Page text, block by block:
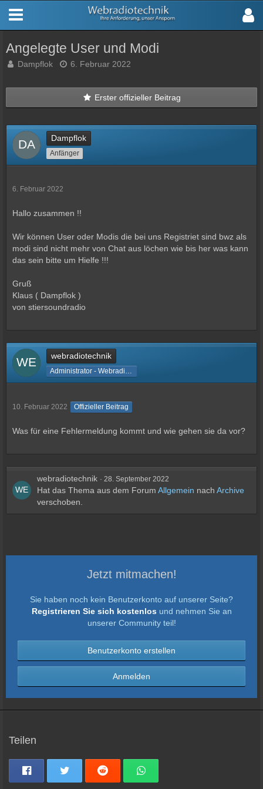
Angelegte User und Modi
Dampflok 6. Februar 2022
Erster offizieller Beitrag
Dampflok
Anfänger
6. Februar 2022
Hallo zusammen !!
Wir können User oder Modis die bei uns Registriet sind bwz als
modi sind nicht mehr von Chat aus löchen wie bis her was kann
das sein bitte um Hielfe !!!
Gruß
Klaus ( Dampflok )
von stiersoundradio
webradiotechnik
10. Februar 2022 Offizieller Beitrag
Was für eine Fehlermeldung kommt und wie gehen sie da vor?
webradiotechnik 28. September 2022
Hat das Thema aus dem Forum Allgemein nach Archive
verschoben.
Jetzt mitmachen!
Sie haben noch kein Benutzerkonto auf unserer Seite?
Registrieren Sie sich kostenlos und nehmen Sie an
unserer Community teil!
Benutzerkonto erstellen
Anmelden
Teilen